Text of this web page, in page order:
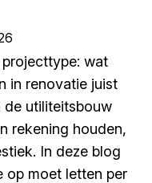
wat
in renovatie juist
de utiliteitsbouw
rekening houden,
In deze blog
op moet letten per